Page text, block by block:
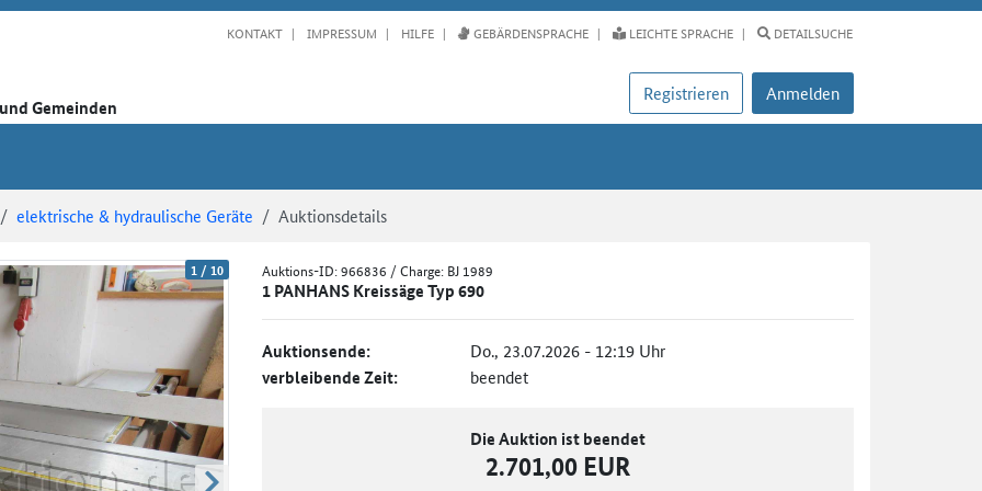
KONTAKT IMPRESSUM HILFE GEBÄRDENSPRACHE LEICHTE SPRACHE DETAILSUCHE
Gemeinden
Registrieren Anmelden
elektrische & hydraulische Geräte Auktionsdetails
1 /10 Auktions-ID:966836 / Charge: BJ 1989
1 PANHANS Kreissäge Typ 690
Auktionsende: Do., 23.07.2026 - 12:19 Uhr
verbleibende Zeit: beendet
Die Auktion ist beendet
2.701,00 EUR